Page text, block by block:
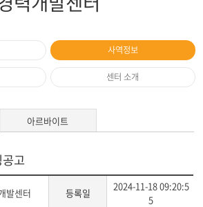
사역정보
센터 소개
아르바이트
고
발센터 등록일
2024-11-18 09:20:5
5